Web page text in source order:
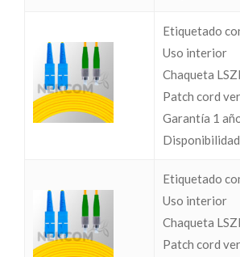
Etiquetado
Uso interior
Chaqueta
Patch cord
Garantía 1
Etiquetado
Uso interior
Chaqueta
Patch cord